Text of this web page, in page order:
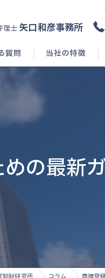
理士 矢口和彦事務所
質問 当社の特徴
登録
の最新
知財研究所 コラム 商標登